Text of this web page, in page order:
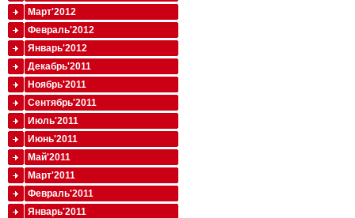
Март'2012
Февраль'2012
Январь'2012
Декабрь'2011
Ноябрь'2011
Сентябрь'2011
Июль'2011
Июнь'2011
Май'2011
Март'2011
Февраль'2011
Январь'2011